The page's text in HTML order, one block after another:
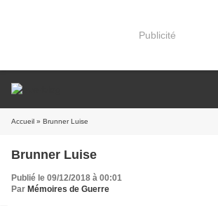
Publicité
Accueil » Brunner Luise
Brunner Luise
Publié le 09/12/2018 à 00:01
Par Mémoires de Guerre